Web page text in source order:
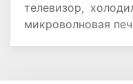
телевизор,
микроволновая